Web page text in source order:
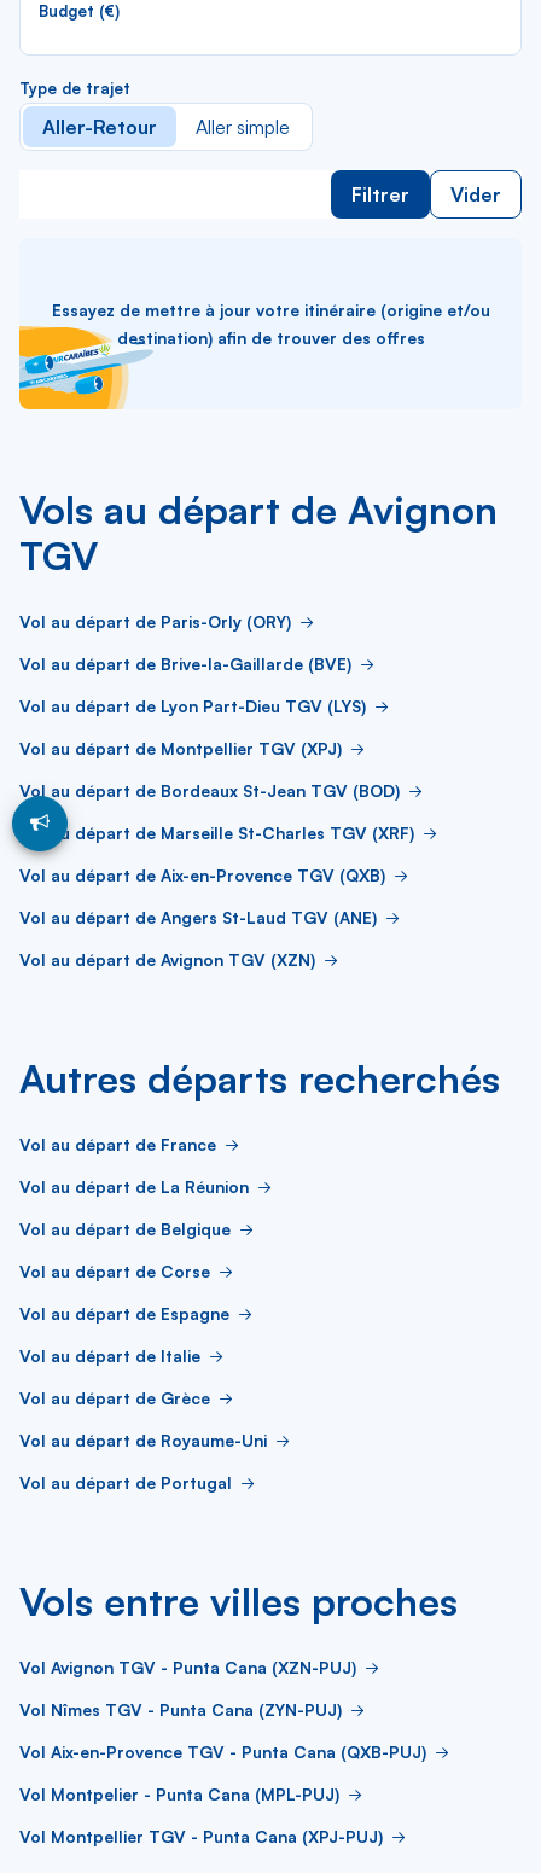
Budget (€)
Type de trajet
Aller-Retour Aller simple
Filtrer Vider
Essayez de mettre à jour votre itinéraire (origine et/ou
destination) afin de trouver des offres
Vols au départ de Avignon
TGV
Vol au départ de Paris-Orly (ORY)
Vol au départ de Brive-la-Gaillarde (BVE)
Vol au départ de Lyon Part-Dieu TGV (LYS)
Vol au départ de Montpellier TGV (XPJ)
Vol au départ de Bordeaux St-Jean TGV (BOD)
Vol au départ de Marseille St-Charles TGV (XRF)
Vol au départ de Aix-en-Provence TGV (QXB)
Vol au départ de Angers St-Laud TGV (ANE)
Vol au départ de Avignon TGV (XZN)
Autres départs recherchés
Vol au départ de France
Vol au départ de La Réunion
Vol au départ de Belgique
Vol au départ de Corse
Vol au départ de Espagne
Vol au départ de Italie
Vol au départ de Grèce
Vol au départ de Royaume-Uni
Vol au départ de Portugal
Vols entre villes proches
Vol Avignon TGV - Punta Cana (XZN-PUJ)
Vol Nîmes TGV - Punta Cana (ZYN-PUJ)
Vol Aix-en-Provence TGV - Punta Cana (QXB-PUJ)
Vol Montpelier - Punta Cana (MPL-PUJ)
Vol Montpellier TGV - Punta Cana (XPJ-PUJ)